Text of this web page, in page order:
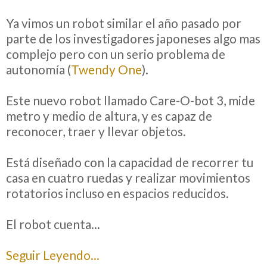
Ya vimos un robot similar el año pasado por
parte de los investigadores japoneses algo mas
complejo pero con un serio problema de
autonomía (Twendy One).
Este nuevo robot llamado Care-O-bot 3, mide
metro y medio de altura, y es capaz de
reconocer, traer y llevar objetos.
Está diseñado con la capacidad de recorrer tu
casa en cuatro ruedas y realizar movimientos
rotatorios incluso en espacios reducidos.
El robot cuenta...
Seguir Leyendo...